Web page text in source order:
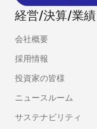
経営/決算/業績
会社概要
採用情報
投資家の皆様
ニュースルーム
サステナビリティ